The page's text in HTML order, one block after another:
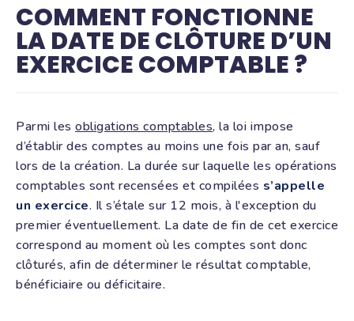
COMMENT FONCTIONNE
LA DATE DE CLÔTURE D’UN
EXERCICE COMPTABLE ?
Parmi les obligations comptables, la loi impose
d’établir des comptes au moins une fois par an, sauf
lors de la création. La durée sur laquelle les opérations
comptables sont recensées et compilées s’appelle
un exercice. Il s’étale sur 12 mois, à l'exception du
premier éventuellement. La date de fin de cet exercice
correspond au moment où les comptes sont donc
clôturés, afin de déterminer le résultat comptable,
bénéficiaire ou déficitaire.